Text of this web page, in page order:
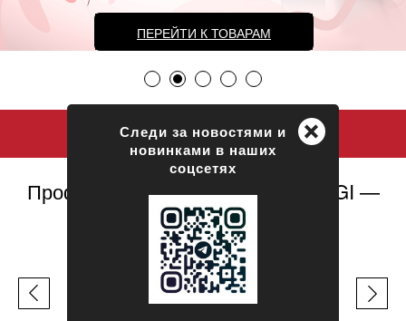
ПЕРЕЙТИ К ТОВАРАМ
Профессиональная косметика GIGI —
официальный сайт
ЛЕГЕНДЫ GIGI
+
Следи за новостями и
новинками в наших
соцсетях